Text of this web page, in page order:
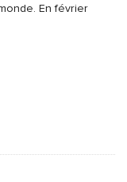
En février